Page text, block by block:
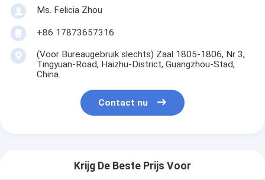
Ms. Felicia Zhou
+86 17873657316
(Voor Bureaugebruik slechts) Zaal 1805-1806, Nr 3,
Tingyuan-Road, Haizhu-District, Guangzhou-Stad,
China.
Contact nu
Krijg De Beste Prijs Voor